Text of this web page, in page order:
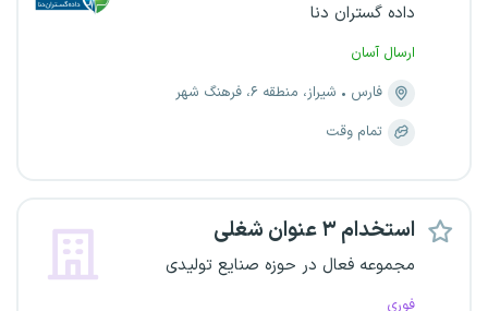
داده گستران دنا
ارسال آسان
فارس
شیراز، منطقه ۶، فرهنگ شهر
تمام وقت
استخدام ۳ عنوان شغلی
مجموعه فعال در حوزه صنایع تولیدی
فوری